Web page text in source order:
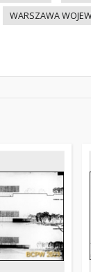
WARSZAWA